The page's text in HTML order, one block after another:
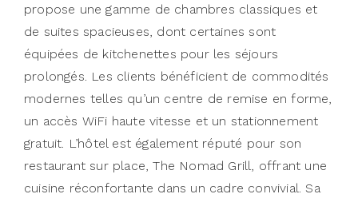
propose une gamme de chambres classiques et
de suites spacieuses, dont certaines sont
équipées de kitchenettes pour les séjours
prolongés. Les clients bénéficient de commodités
modernes telles qu’un centre de remise en forme,
un accès WiFi haute vitesse et un stationnement
gratuit. L’hôtel est également réputé pour son
restaurant sur place, The Nomad Grill, offrant une
cuisine réconfortante dans un cadre convivial. Sa